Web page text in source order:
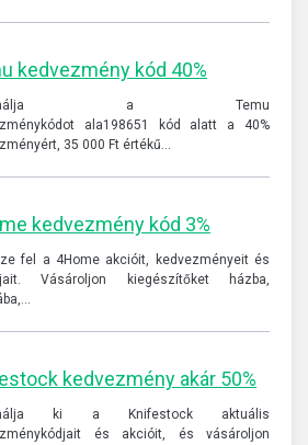
kedvezmény kód 40%
a Temu
ala198651 kód alatt a 40%
35 000 Ft értékű…
kedvezmény kód 3%
fel a 4Home akcióit, kedvezményeit és
Vásároljon kiegészítőket házba,
kedvezmény akár 50%
ki a Knifestock aktuális
és akcióit, és vásároljon